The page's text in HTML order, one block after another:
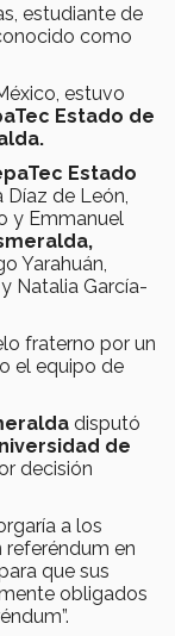
estudiante de
como
estuvo
Estado de
Estado
de León,
y Emmanuel
Yarahuán,
Natalia García-
fraterno por un
el equipo de
disputó
de
decisión
a los
en
que sus
obligados